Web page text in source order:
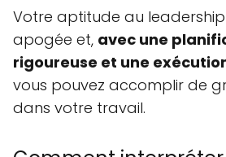
Votre aptitude au
apogée et, avec une
rigoureuse et une
vous pouvez accomplir de
dans votre travail.